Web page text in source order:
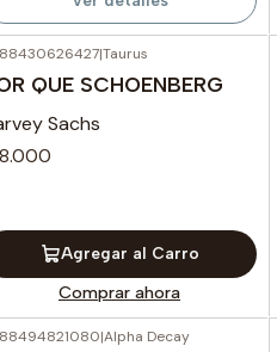
|Taurus
QUE SCHOENBERG
Sachs
Agregar al Carro
Comprar ahora
|Alpha Decay